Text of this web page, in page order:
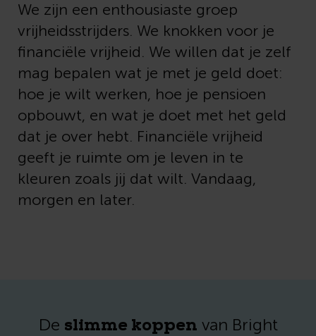
We zijn een enthousiaste groep
vrijheidsstrijders. We knokken voor je
financiële vrijheid. We willen dat je zelf
mag bepalen wat je met je geld doet:
hoe je wilt werken, hoe je pensioen
opbouwt, en wat je doet met het geld
dat je over hebt. Financiële vrijheid
geeft je ruimte om je leven in te
kleuren zoals jij dat wilt. Vandaag,
morgen en later.
De slimme koppen van Bright